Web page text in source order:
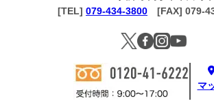
マ
[TEL] 079-434-3800 [FAX] 079-